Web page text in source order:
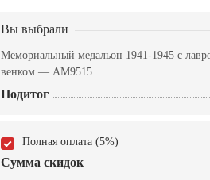
Вы выбрали
Мемориальный медальон 1941-1945 с
венком — AM9515
Подитог
Полная оплата (5%)
Сумма скидок